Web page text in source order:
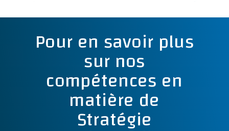
Pour en savoir plus
sur nos
compétences en
matière de
Stratégie